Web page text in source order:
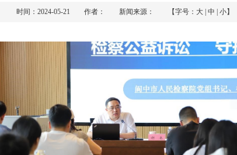
时间：2024-05-21 作者： 新闻来源： 【字号： 大 中 小】